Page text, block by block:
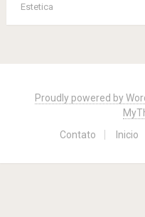
Estetica
navigation
Proudly powered by
Contato
Inicio